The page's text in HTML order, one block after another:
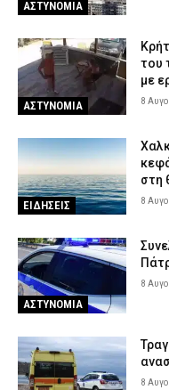
ΑΣΤΥΝΟΜΙΑ
ΑΣΤΥΝΟΜΙΑ
του
με
8
ΕΙΔΗΣΕΙΣ
στη
8
ΑΣΤΥΝΟΜΙΑ
8
8